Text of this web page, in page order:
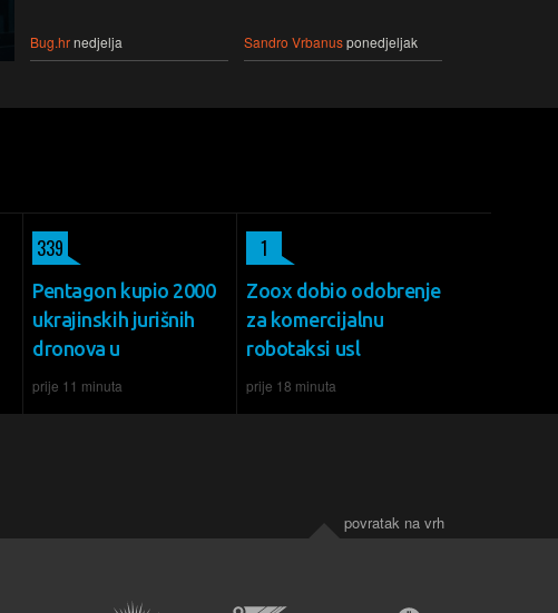
Bug.hrnedjelja Sandro Vrbanusponedjeljak
Pentagon kupio 2000
ukrajinskih jurišnih
dronova u
prije 11 minuta
339
Zoox dobio odobrenje
za komercijalnu
robotaksi usl
prije 18 minuta
1
povratak na vrh